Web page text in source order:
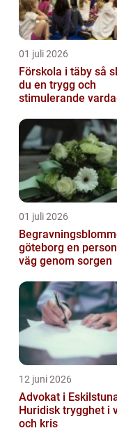
01 juli 2026
Förskola i täby så skapar
du en trygg och
stimulerande
01 juli 2026
göteborg en personlig
väg genom sorgen
12 juni 2026
Advokat i
Huridisk trygghet i
och kris